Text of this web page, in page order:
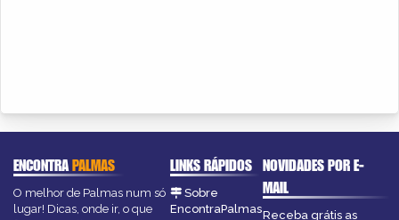
ENCONTRAPALMAS
O melhor de Palmas num só
lugar! Dicas, onde ir, o que
LINKS RÁPIDOS
Sobre
EncontraPalmas
NOVIDADES POR E-
MAIL
Receba grátis as